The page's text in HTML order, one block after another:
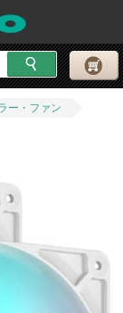
ー・ファン